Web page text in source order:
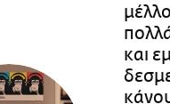
και